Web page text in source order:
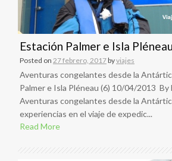
Estación Palmer e Isla
Posted on 27 febrero, 2017byviajes
Aventuras congelantes desde la
Palmer e Isla Pléneau (6) 10/04/2013
Aventuras congelantes desde la
experiencias en el viaje de expedic...
Read More